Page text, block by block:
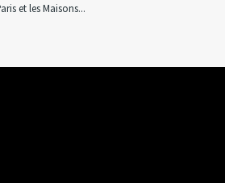
et les Maisons...